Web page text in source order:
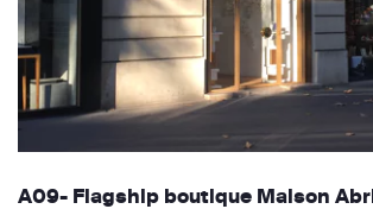
A09- Flagship boutique Maison